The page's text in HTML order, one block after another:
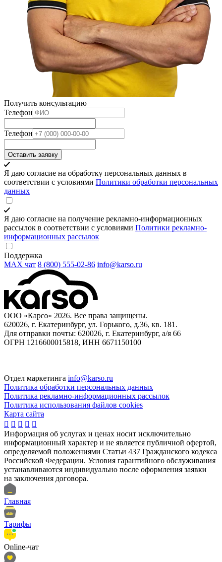
Получить консультацию
Телефон
Телефон
Оставить заявку
Я даю согласие на обработку персональных данных в
соответствии с условиями Политики обработки персональных
данных
Я даю согласие на получение рекламно-информационных
рассылок в соответствии с условиями Политики рекламно-
информационных рассылок
Поддержка
MAX чат 8 (800) 555‑02‑86 info@karso.ru
ООО «Карсо» 2026. Все права защищены.
620026, г. Екатеринбург, ул. Горького, д.36, кв. 181.
Для отправки почты: 620026, г. Екатеринбург, а/я 66
ОГРН 1216600015818, ИНН 6671150100
Отдел маркетинга info@karso.ru
Политика обработки персональных данных
Политика рекламно-информационных рассылок
Политика использования файлов cookies
Карта сайта
    
Информация об услугах и ценах носит исключительно
информационный характер и не является публичной офертой,
определяемой положениями Статьи 437 Гражданского кодекса
Российской Федерации. Условия гарантийного обслуживания
устанавливаются индивидуально после оформления заявки
на заключения договора.
Главная
Тарифы
Online-чат